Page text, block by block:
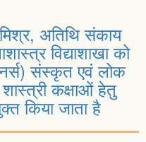
अतिथि संकाय
विद्याशाखा को
संस्कृत एवं लोक
कक्षाओं हेतु
किया जाता है